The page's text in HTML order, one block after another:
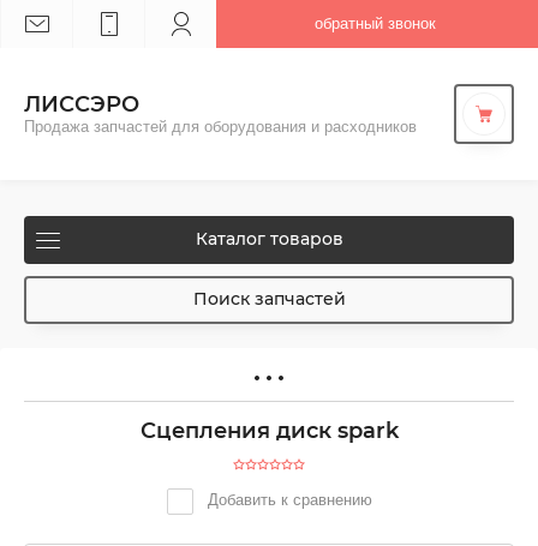
обратный звонок
ЛИССЭРО
Продажа запчастей для оборудования и расходников
Каталог товаров
Поиск запчастей
Сцепления диск spark
Добавить к сравнению